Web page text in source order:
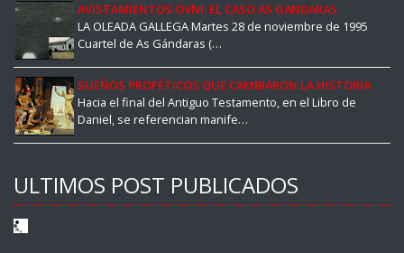
AVISTAMIENTOS OVNI: EL CASO AS GANDARAS
LA OLEADA GALLEGA Martes 28 de noviembre de 1995
Cuartel de As Gándaras (…
SUEÑOS PROFÉTICOS QUE CAMBIARON LA HISTORIA
Hacia el final del Antiguo Testamento, en el Libro de
Daniel, se referencian manife…
ULTIMOS POST PUBLICADOS